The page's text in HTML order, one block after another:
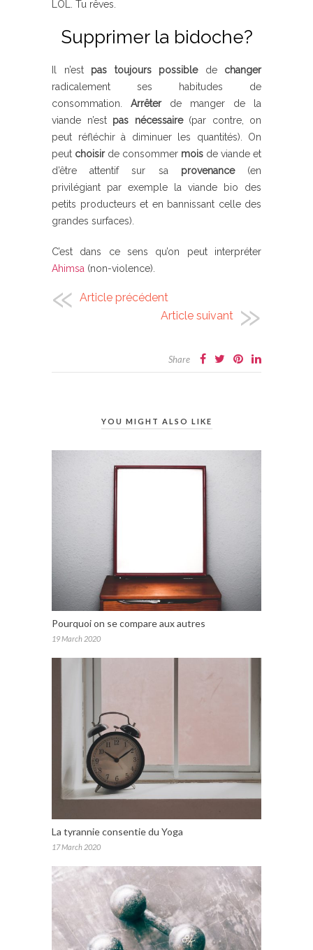
LOL. Tu rêves.
Supprimer la bidoche?
Il n’estpas toujours possiblede changer
radicalement ses habitudes de
consommation. Arrêterde manger de la
viande n’est pas nécessaire(par contre, on
peut réfléchir à diminuer les quantités). On
peut choisirde consommer mois de viande et
d’être attentif sur sa provenance(en
privilégiant par exemple la viande bio des
petits producteurs et en bannissant celle des
grandes surfaces).
C’est dans ce sens qu’on peut interpréter
Ahimsa (non-violence).
Article précédent
Article suivant
Share
YOU MIGHT ALSO LIKE
Pourquoi on se compare aux autres
19 March 2020
La tyrannie consentie du Yoga
17 March 2020